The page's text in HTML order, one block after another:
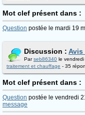
Mot clef présent dans :
Question postée le mardi 19
Discussion : Avis
Parseb86340 le
traitement et chauffage - 35
Mot clef présent dans :
Question postée le vendredi
message